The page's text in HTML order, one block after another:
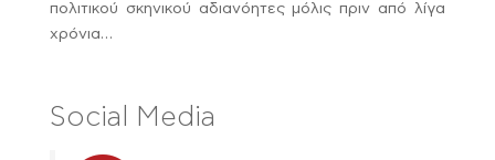
πολιτικού σκηνικού αδιανόητες μόλις πριν από λίγα
χρόνια…
Social Media